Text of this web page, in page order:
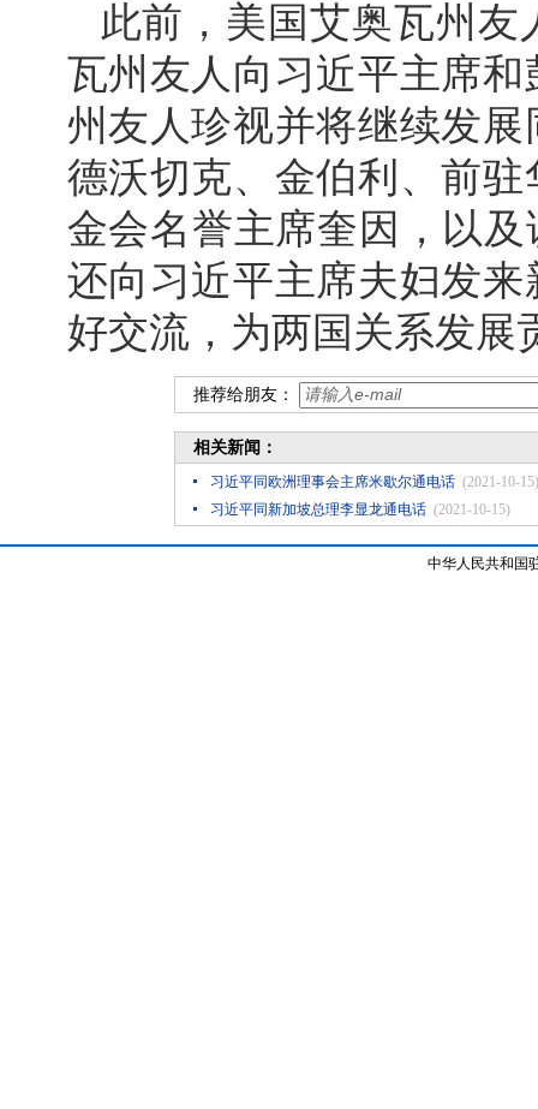
此前，美国艾奥瓦州
瓦州友人向习近平主席
州友人珍视并将继续发
德沃切克、金伯利、前
金会名誉主席奎因，以
还向习近平主席夫妇发
好交流，为两国关系发展
推荐给朋友：
相关新闻：
习近平同欧洲理事会主席米歇尔通电话 (2021-10-15)
习近平同新加坡总理李显龙通电话 (2021-10-15)
中华人民共和国